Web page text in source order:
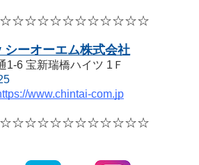
☆☆☆☆☆☆☆☆☆
ーオーエム株式会社
1-6 宝新瑞橋ハイツ 1Ｆ
www.chintai-com.jp
☆☆☆☆☆☆☆☆☆